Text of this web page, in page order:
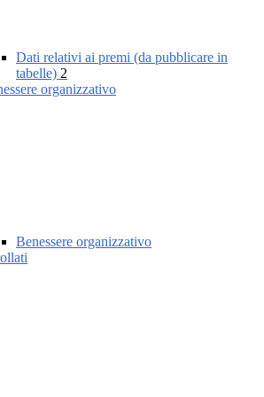
Dati relativi ai premi (da pubblicare in
tabelle) 2
organizzativo
Benessere organizzativo